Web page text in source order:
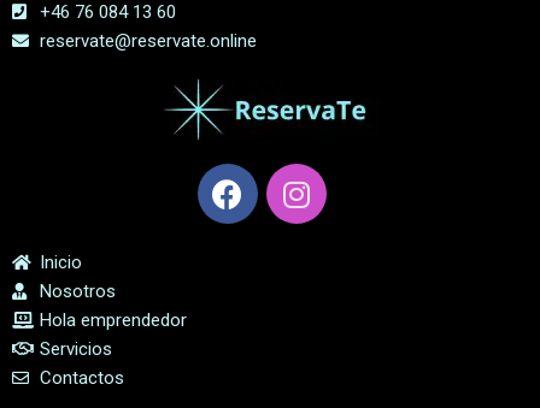
+46 76 084 13 60
reservate@reservate.online
Inicio
Nosotros
Hola emprendedor
Servicios
Contactos